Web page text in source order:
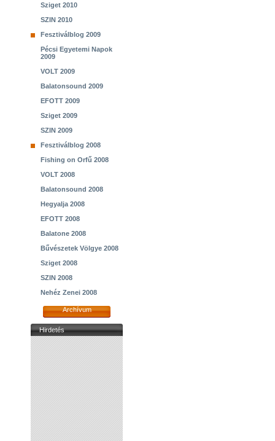
Sziget 2010
SZIN 2010
Fesztiválblog 2009
Pécsi Egyetemi Napok
2009
VOLT 2009
Balatonsound 2009
EFOTT 2009
Sziget 2009
SZIN 2009
Fesztiválblog 2008
Fishing on Orfű 2008
VOLT 2008
Balatonsound 2008
Hegyalja 2008
EFOTT 2008
Balatone 2008
Bűvészetek Völgye 2008
Sziget 2008
SZIN 2008
Nehéz Zenei 2008
Archívum
Hirdetés